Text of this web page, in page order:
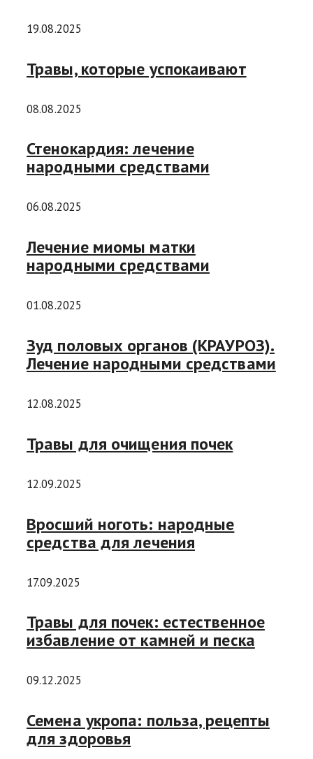
19.08.2025
Травы, которые успокаивают
08.08.2025
Стенокардия: лечение
народными средствами
06.08.2025
Лечение миомы матки
народными средствами
01.08.2025
Зуд половых органов (КРАУРОЗ).
Лечение народными средствами
12.08.2025
Травы для очищения почек
12.09.2025
Вросший ноготь: народные
средства для лечения
17.09.2025
Травы для почек: естественное
избавление от камней и песка
09.12.2025
Семена укропа: польза, рецепты
для здоровья